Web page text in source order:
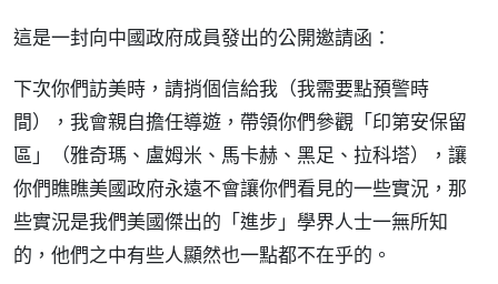
這是一封向中國政府成員發出的公開邀請函：
下次你們訪美時，請捎個信給我（我需要點預警時
間），我會親自擔任導遊，帶領你們參觀「印第安保留
區」（雅奇瑪、盧姆米、馬卡赫、黑足、拉科塔），讓
你們瞧瞧美國政府永遠不會讓你們看見的一些實況，那
些實況是我們美國傑出的「進步」學界人士一無所知
的，他們之中有些人顯然也一點都不在乎的。